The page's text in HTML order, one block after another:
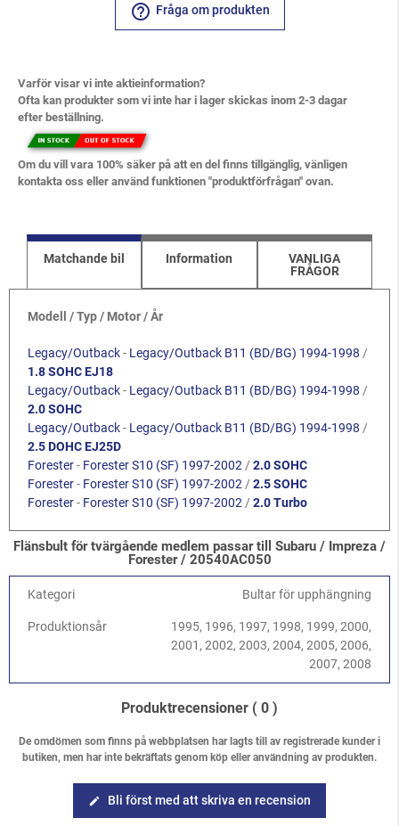
help_outline Fråga om produkten
Varför visar vi inte aktieinformation?
Ofta kan produkter som vi inte har i lager skickas inom 2-3 dagar
efter beställning.
Om du vill vara 100% säker på att en del finns tillgänglig, vänligen
kontakta oss eller använd funktionen "produktförfrågan" ovan.
Matchande bil Information
VANLIGA
FRÅGOR
Modell / Typ / Motor / År
Legacy/Outback- Legacy/Outback B11 (BD/BG) 1994-1998 /
1.8 SOHC EJ18
Legacy/Outback- Legacy/Outback B11 (BD/BG) 1994-1998 /
2.0 SOHC
Legacy/Outback- Legacy/Outback B11 (BD/BG) 1994-1998 /
2.5 DOHC EJ25D
Forester- Forester S10 (SF) 1997-2002 /2.0 SOHC
Forester- Forester S10 (SF) 1997-2002 /2.5 SOHC
Forester- Forester S10 (SF) 1997-2002 /2.0 Turbo
Flänsbult för tvärgående medlem passar till Subaru / Impreza /
Forester / 20540AC050
Kategori Bultar för upphängning
Produktionsår
1995, 1996, 1997, 1998, 1999, 2000,
2001, 2002, 2003, 2004, 2005, 2006,
2007, 2008
Produktrecensioner ( 0 )
De omdömen som finns på webbplatsen har lagts till av registrerade kunder i
butiken, men har inte bekräftats genom köp eller användning av produkten.
edit Bli först med att skriva en recension